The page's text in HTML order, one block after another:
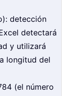
detección
detectará
y utilizará
longitud del
(el número